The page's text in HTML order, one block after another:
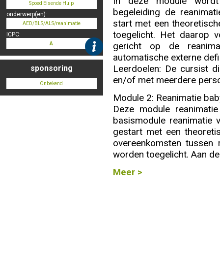
Registreren
Inloggen
Spoed Eisende Hulp
onderwerp(en):
AED/BLS/ALS/reanimatie
ICPC:
A
sponsoring
Onbekend
begeleiding de
start met een
toegelicht. Het daarop
gericht op de
automatische externe
Leerdoelen: De cursist
en/of met meerdere
Module 2: Reanimatie
Deze module
basismodule reanimatie
gestart met een
overeenkomsten
worden toegelicht. Aan
Meer >